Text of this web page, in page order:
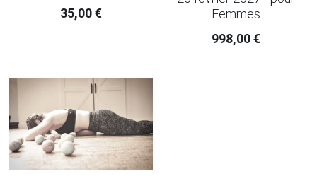
Yoga yin au féminin + SPA
Retraite de Femme en Inde
Qui suis-je ?
Mon blog
Rechercher
35,00 €
Femmes
998,00 €